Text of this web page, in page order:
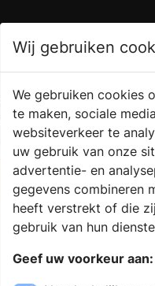
Wij gebruiken
We gebruiken cookies
te maken, sociale
websiteverkeer te
uw gebruik van onze
advertentie- en
gegevens combineren
heeft verstrekt of die
gebruik van hun
Geef uw voorkeur aan: